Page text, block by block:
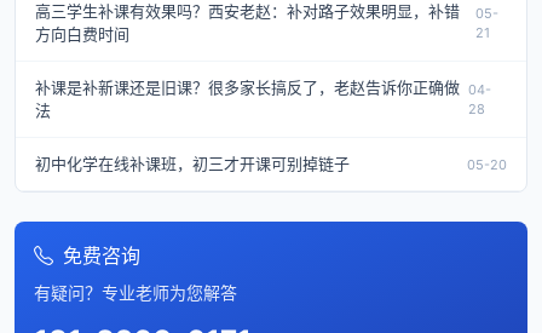
高三学生补课有效果吗？西安老赵：补对路子效果明显，补错
方向白费时间
05-
21
补课是补新课还是旧课？很多家长搞反了，老赵告诉你正确做
法
04-
28
初中化学在线补课班，初三才开课可别掉链子 05-20
免费咨询
有疑问？专业老师为您解答